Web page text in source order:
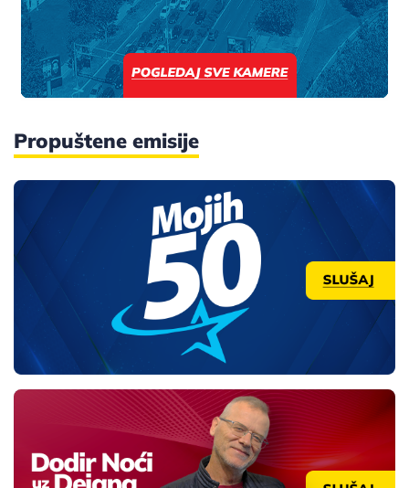
Propuštene emisije